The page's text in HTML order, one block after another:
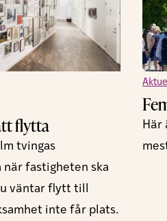
flytta
tvingas
när fastigheten ska
väntar flytt till
inte får plats.
Här